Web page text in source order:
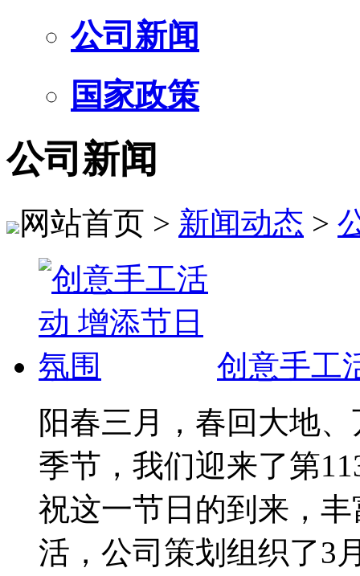
公司新闻
国家政策
公司新闻
网站首页 > 新闻动态 >
创意手工
阳春三月，春回大地
季节，我们迎来了第
祝这一节日的到来，
活，公司策划组织了3